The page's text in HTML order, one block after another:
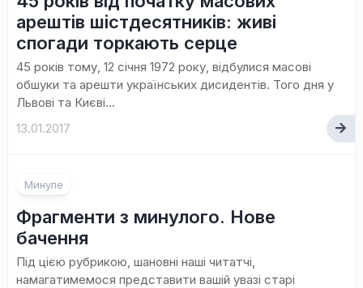
арештів шістдесятників: живі
спогади торкають серце
45 років тому, 12 січня 1972 року, відбулися масові
обшуки та арешти українських дисидентів. Того дня у
Львові та Києві...
13.01.2017
Минуле
Фрагменти з минулого. Нове
бачення
Під цією рубрикою, шановні наші читатчі,
намагатимемося представити вашій увазі старі